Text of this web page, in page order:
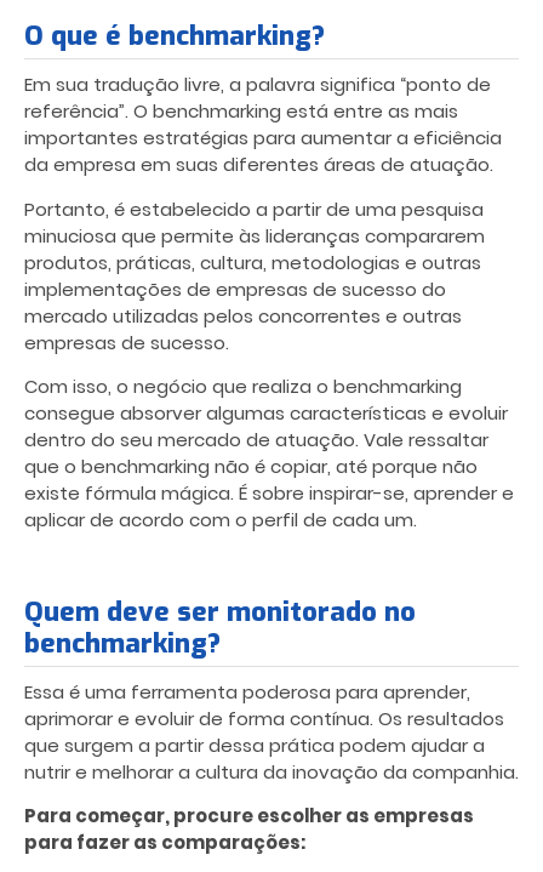
O que é benchmarking?
Em sua tradução livre, a palavra significa “ponto de
referência”. O benchmarking está entre as mais
importantes estratégias para aumentar a eficiência
da empresa em suas diferentes áreas de atuação.
Portanto, é estabelecido a partir de uma pesquisa
minuciosa que permite às lideranças compararem
produtos, práticas, cultura, metodologias e outras
implementações de empresas de sucesso do
mercado utilizadas pelos concorrentes e outras
empresas de sucesso.
Com isso, o negócio que realiza o benchmarking
consegue absorver algumas características e evoluir
dentro do seu mercado de atuação. Vale ressaltar
que o benchmarking não é copiar, até porque não
existe fórmula mágica. É sobre inspirar-se, aprender e
aplicar de acordo com o perfil de cada um.
Quem deve ser monitorado no
benchmarking?
Essa é uma ferramenta poderosa para aprender,
aprimorar e evoluir de forma contínua. Os resultados
que surgem a partir dessa prática podem ajudar a
nutrir e melhorar a cultura da inovação da companhia.
Para começar, procure escolher as empresas
para fazer as comparações: